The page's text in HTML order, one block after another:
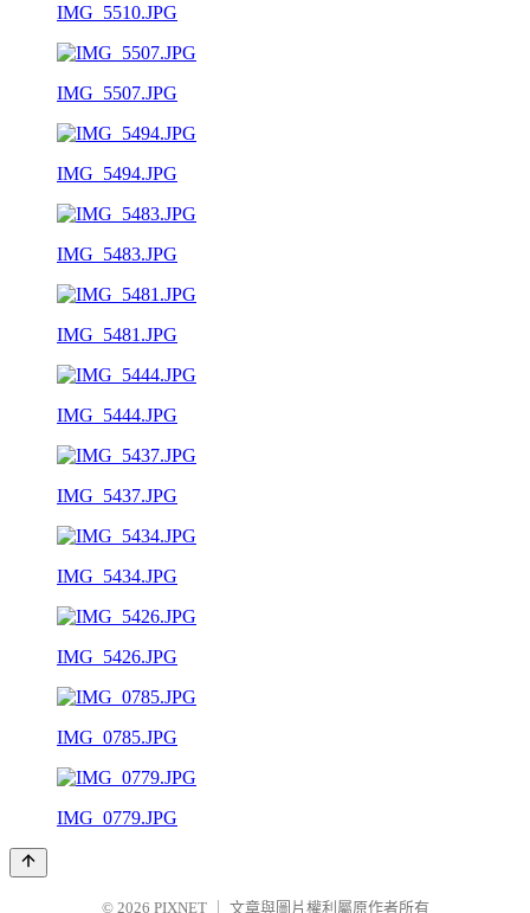
IMG_5510.JPG
IMG_5507.JPG
IMG_5494.JPG
IMG_5483.JPG
IMG_5481.JPG
IMG_5444.JPG
IMG_5437.JPG
IMG_5434.JPG
IMG_5426.JPG
IMG_0785.JPG
IMG_0779.JPG
© 2026 PIXNET 文章與圖片權利屬原作者所有